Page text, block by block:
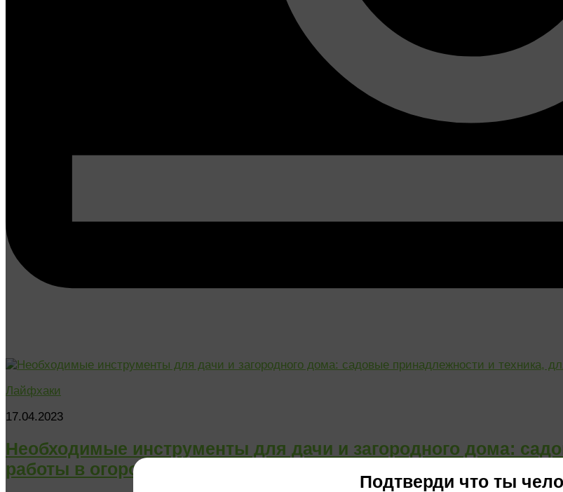
Лайфхаки
17.04.2023
Необходимые инструменты для дачи и загородного дома:
работы в огороде
Подтверди что ты